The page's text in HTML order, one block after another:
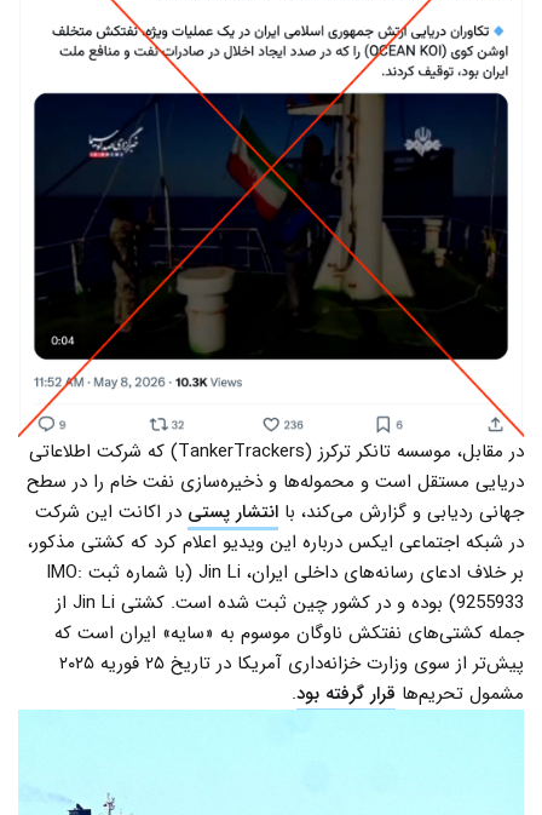
در مقابل، موسسه تانکر ترکرز (TankerTrackers) که شرکت اطلاعاتی
دریایی مستقل است و محموله‌ها و ذخیره‌سازی نفت خام را در سطح
جهانی ردیابی و گزارش می‌کند، با انتشار پستی در اکانت این شرکت
در شبکه اجتماعی ایکس درباره این ویدیو اعلام کرد که کشتی مذکور،
بر خلاف ادعای رسانه‌های داخلی ایران، Jin Li (با شماره ثبت IMO:
9255933) بوده و در کشور چین ثبت شده است. کشتی Jin Li از
جمله کشتی‌های نفتکش ناوگان موسوم به «سایه» ایران است که
پیش‌تر از سوی وزارت خزانه‌داری آمریکا در تاریخ ۲۵ فوریه ۲۰۲۵
مشمول تحریم‌ها قرار گرفته بود.